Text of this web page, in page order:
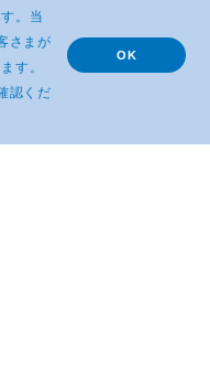
ップ
。当
さまが
す。
認くだ
OK